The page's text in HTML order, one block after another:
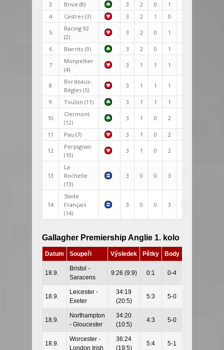
3
Brive (8) 3 2 0 1
4
Castres (3) 3 2 1 0
5
Racing 92
(2)
3 2 0 1
6 Biarritz (9) 3 2 0 1
7
Monpellier
(4)
3 1 1 1
8
Bordeaux-
Bègles (5)
3 1 1 1
9 Toulon (11) 3 1 1 1
10
Clermont
(12)
3 1 0 2
11 Pau (7) 3 1 0 2
12
Perpignan
(10)
3 1 0 2
13
La
Rochelle
(13)
3 0 0 3
14
Stade
Français
(14)
3 0 0 3 36:111
Gallagher Premiership Anglie 1. kolo
Datum Soupeři Výsledek Pětky Body
18.9.
Bristol -
Saracens
9:26 (9:9) 0:1 0-4
18.9.
Leicester -
Exeter
34:19
(20:5)
5:3 5-0
18.9.
Northampton
- Gloucester
34:20
(10:5)
4:3 5-0
18.9.
Worcester -
London Irish
36:24
(19:5)
5:4 5-1